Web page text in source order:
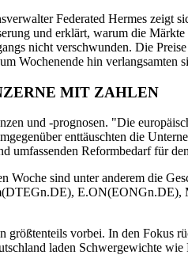
Federated Hermes zeigt
und erklärt, warum die
nicht verschwunden. Die
Wochenende hin verlangsamten
MIT ZAHLEN
und -prognosen. "Die
enttäuschten die
umfassenden Reformbedarf für
Woche sind unter anderem die
größtenteils vorbei. In den
laden Schwergewichte